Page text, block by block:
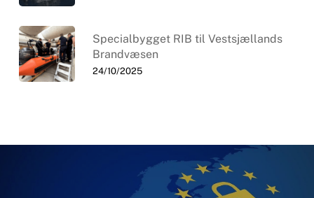
Specialbygget RIB til Vestsjællands
Brandvæsen
24/10/2025